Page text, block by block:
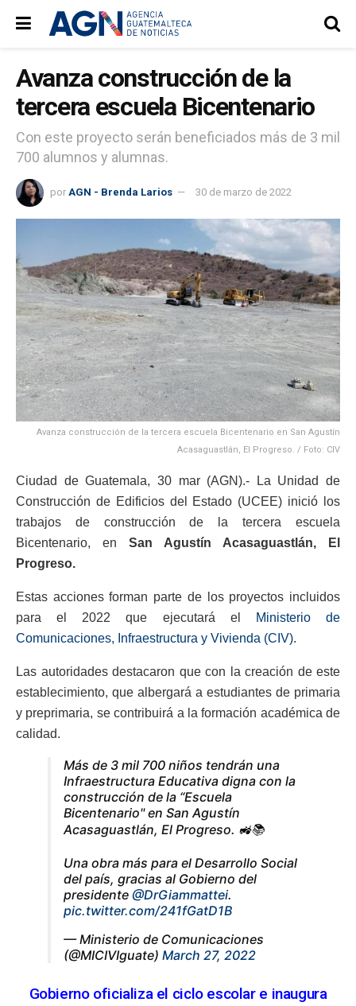
Avanza construcción de la
tercera escuela Bicentenario
Con este proyecto serán beneficiados más de 3 mil
700 alumnos y alumnas.
por AGN - Brenda Larios 30 de marzo de 2022
Avanza construcción de la tercera escuela Bicentenario en San Agustín
Acasaguastlán, El Progreso. / Foto: CIV
Ciudad de Guatemala, 30 mar (AGN).- La Unidad de
Construcción de Edificios del Estado (UCEE) inició los
trabajos de construcción de la tercera escuela
Bicentenario, en San Agustín Acasaguastlán, El
Progreso.
Estas acciones forman parte de los proyectos incluidos
para el 2022 que ejecutará el
Ministerio de
Comunicaciones, Infraestructura y Vivienda (CIV).
Las autoridades destacaron que con la creación de este
establecimiento, que albergará a estudiantes de primaria
y preprimaria, se contribuirá a la formación académica de
calidad.
Más de 3 mil 700 niños tendrán una
Infraestructura Educativa digna con la
construcción de la “Escuela
Bicentenario" en San Agustín
Acasaguastlán, El Progreso. 🚜📚
Una obra más para el Desarrollo Social
del país, gracias al Gobierno del
presidente @DrGiammattei.
pic.twitter.com/241fGatD1B
— Ministerio de Comunicaciones
(@MICIVIguate) March 27, 2022
Gobierno oficializa el ciclo escolar e inaugura